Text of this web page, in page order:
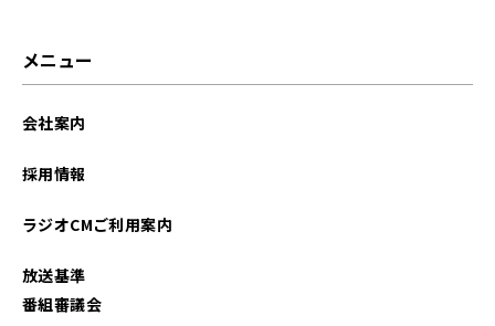
メニュー
会社案内
採用情報
ラジオCMご利用案内
放送基準
番組審議会